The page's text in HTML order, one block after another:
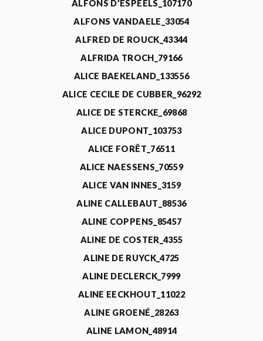
ALFONS D’ESPEELS_107170
ALFONS VANDAELE_33054
ALFRED DE ROUCK_43344
ALFRIDA TROCH_79166
ALICE BAEKELAND_133556
ALICE CECILE DE CUBBER_96292
ALICE DE STERCKE_69868
ALICE DUPONT_103753
ALICE FORÊT_76511
ALICE NAESSENS_70559
ALICE VAN INNES_3159
ALINE CALLEBAUT_88536
ALINE COPPENS_85457
ALINE DE COSTER_4355
ALINE DE RUYCK_4725
ALINE DECLERCK_7999
ALINE EECKHOUT_11022
ALINE GROENÉ_28263
ALINE LAMON_48914